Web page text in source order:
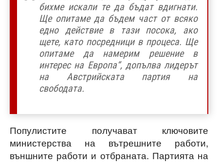
бихме искали те да бъдат вдигнати.
Ще опитаме да бъдем част от всяко
едно действие в тази посока, ако
щете, като посредници в процеса. Ще
опитаме да намерим решение в
интерес на Европа“, допълва лидерът
на Австрийската партия на
свободата.
Популистите получават ключовите
министерства на вътрешните работи,
външните работи и отбраната. Партията на